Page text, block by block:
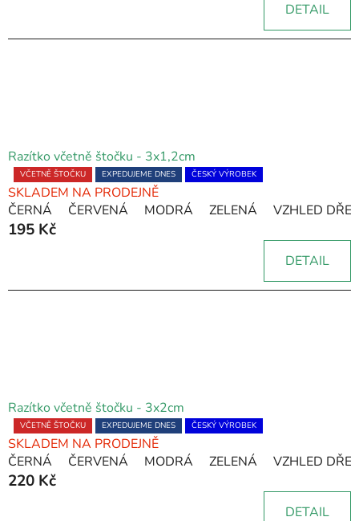
DETAIL
Razítko včetně štočku - 3x1,2cm
Průměrné
hodnocení
produktu
je
VČETNĚ ŠTOČKU EXPEDUJEME DNES ČESKÝ VÝROBEK
SKLADEM NA PRODEJNĚ
ČERNÁ
ČERVENÁ MODRÁ ZELENÁ VZHLED
195 Kč
DETAIL
Razítko včetně štočku - 3x2cm
Průměrné
hodnocení
produktu
je
VČETNĚ ŠTOČKU EXPEDUJEME DNES ČESKÝ VÝROBEK
SKLADEM NA PRODEJNĚ
ČERNÁ
ČERVENÁ MODRÁ ZELENÁ VZHLED
220 Kč
DETAIL